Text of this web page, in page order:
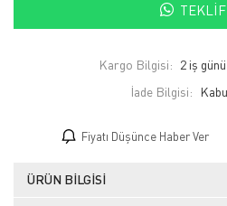
TEKLIF
Kargo Bilgisi: 2 iş
İade Bilgisi:
Fiyatı Düşünce Haber Ver
ÜRÜN BILGISI